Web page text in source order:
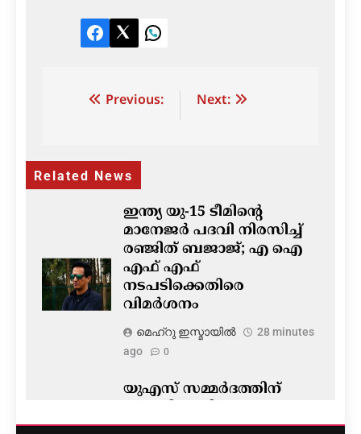
Facebook
TwitterLinkedIn
Post Previous: Next:
Related News
ഇന്ത്യ യു-15 ടീമിന്റെ
മാനേജർ പദവി നിരസിച്ച്
രഞ്ജിത് ബജാജ്; എ ഐ
എഫ് എഫ്
നടപടിക്കെതിരെ
വിമർശനം
മെഹ്റു ഇസ്മായില്‍
28 minutes
ago
0
യുഎസ് സമ്മർദത്തിന്
മാറ്റരുതെന്ന് GTRI; ഇടപാട്